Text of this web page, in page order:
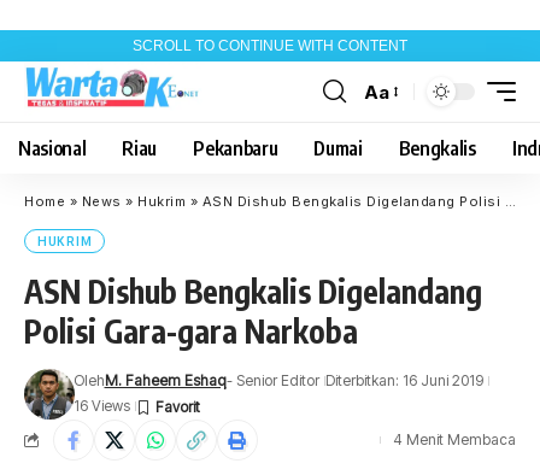
SCROLL TO CONTINUE WITH CONTENT
Font
Aa
Nasional Riau Pekanbaru Dumai Bengkalis
Home » News » Hukrim » ASN Dishub Bengkalis Digelandang Polisi Gara-gara Narkoba
HUKRIM
ASN Dishub Bengkalis Digelandang
Polisi Gara-gara Narkoba
OlehM. Faheem Eshaq- Senior Editor Diterbitkan: 16 Juni 2019
16 Views
4 Menit Membaca